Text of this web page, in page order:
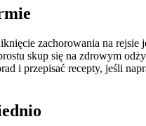
zachorowania na
skup się na zdrowym
i przepisać recepty, jeśli